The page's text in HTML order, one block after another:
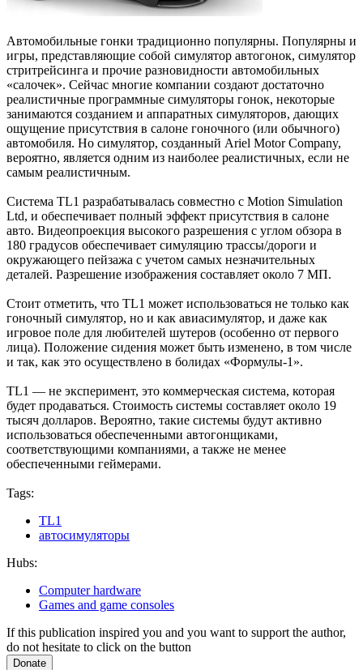
Автомобильные гонки традиционно популярны. Популярны и
игры, представляющие собой симулятор автогонок, симулятор
стритрейсинга и прочие разновидности автомобильных
«салочек». Сейчас многие компании создают достаточно
реалистичные программные симуляторы гонок, некоторые
занимаются созданием и аппаратных симуляторов, дающих
ощущение присутствия в салоне гоночного (или обычного)
автомобиля. Но симулятор, созданный Ariel Motor Company,
вероятно, является одним из наиболее реалистичных, если не
самым реалистичным.
Система TL1 разрабатывалась совместно с Motion Simulation
Ltd, и обеспечивает полный эффект присутствия в салоне
авто. Видеопроекция высокого разрешения с углом обзора в
180 градусов обеспечивает симуляцию трассы/дороги и
окружающего пейзажа с учетом самых незначительных
деталей. Разрешение изображения составляет около 7 МП.
Стоит отметить, что TL1 может использоваться не только как
гоночный симулятор, но и как авиасимулятор, и даже как
игровое поле для любителей шутеров (особенно от первого
лица). Положение сидения может быть изменено, в том числе
и так, как это осуществлено в болидах «Формулы-1».
TL1 — не эксперимент, это коммерческая система, которая
будет продаваться. Стоимость системы составляет около 19
тысяч долларов. Вероятно, такие системы будут активно
использоваться обеспеченными автогонщиками,
соответствующими компаниями, а также не менее
обеспеченными геймерами.
Tags:
TL1
автосимуляторы
Hubs:
Computer hardware
Games and game consoles
If this publication inspired you and you want to support the author,
do not hesitate to click on the button
Donate